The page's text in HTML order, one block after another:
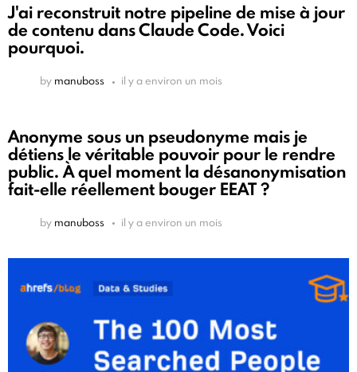
J'ai reconstruit notre pipeline de mise à jour
de contenu dans Claude Code. Voici
pourquoi.
by manuboss il y a environ un mois
Anonyme sous un pseudonyme mais je
détiens le véritable pouvoir pour le rendre
public. À quel moment la désanonymisation
fait-elle réellement bouger EEAT ?
by manuboss il y a environ un mois